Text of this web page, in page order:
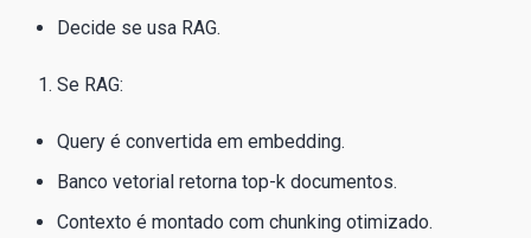
Decide se usa RAG.
Se RAG:
Query é convertida em embedding.
Banco vetorial retorna top-k documentos.
Contexto é montado com chunking otimizado.